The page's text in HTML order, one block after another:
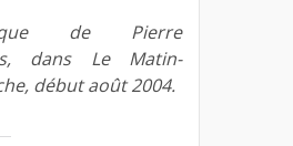
de Pierre
dans Le Matin-
début août 2004.